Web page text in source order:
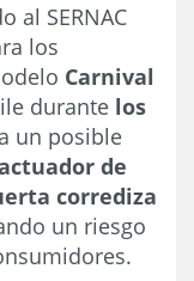
al SERNAC
los
Carnival
durante los
un posible
de
corrediza
un riesgo